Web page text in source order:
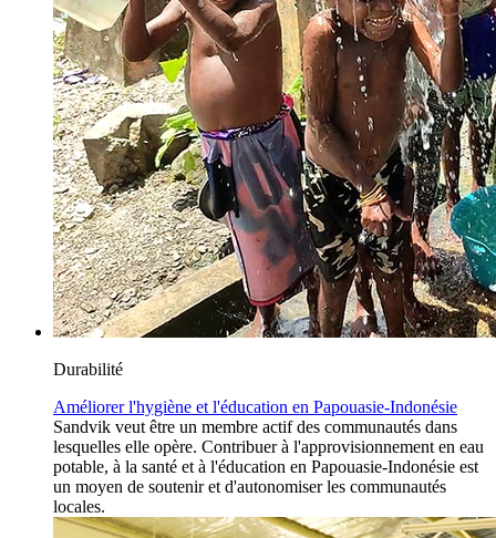
Durabilité
Améliorer l'hygiène et l'éducation en Papouasie-Indonésie
Sandvik veut être un membre actif des communautés dans
lesquelles elle opère. Contribuer à l'approvisionnement en eau
potable, à la santé et à l'éducation en Papouasie-Indonésie est
un moyen de soutenir et d'autonomiser les communautés
locales.